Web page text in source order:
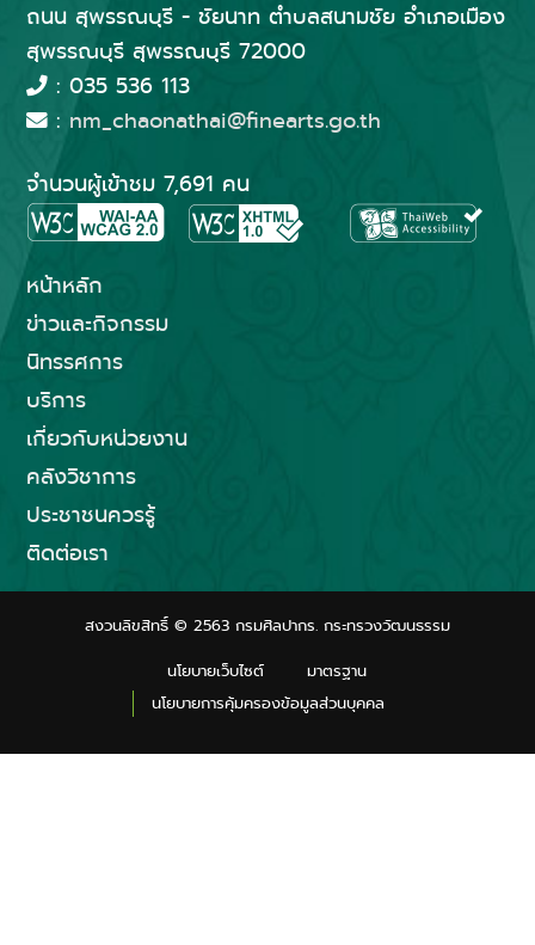
ถนน สุพรรณบุรี - ชัยนาท ตำบลสนามชัย อำเภอเมือง
สุพรรณบุรี สุพรรณบุรี 72000
: 035 536 113
: nm_chaonathai@finearts.go.th
จำนวนผู้เข้าชม 7,691 คน
หน้าหลัก
ข่าวและกิจกรรม
นิทรรศการ
บริการ
เกี่ยวกับหน่วยงาน
คลังวิชาการ
ประชาชนควรรู้
ติดต่อเรา
สงวนลิขสิทธิ์ © 2563 กรมศิลปากร. กระทรวงวัฒนธรรม
นโยบายเว็บไซต์
มาตรฐาน
นโยบายการคุ้มครองข้อมูลส่วนบุคคล